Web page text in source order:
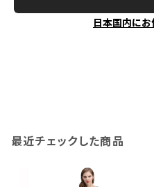
日本国内に
最近チェックした商品